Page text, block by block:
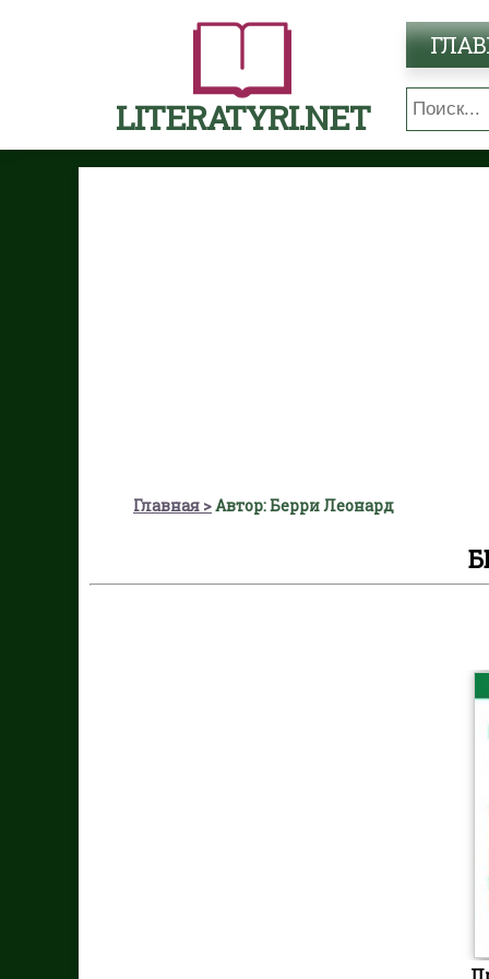
LITERATYRI.NET
Главная Автор: Берри Леонард